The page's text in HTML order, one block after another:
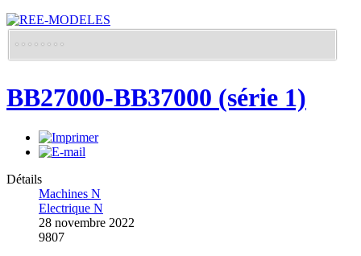
BB27000-BB37000 (série 1)
Détails
Machines N
Electrique N
28 novembre 2022
9807